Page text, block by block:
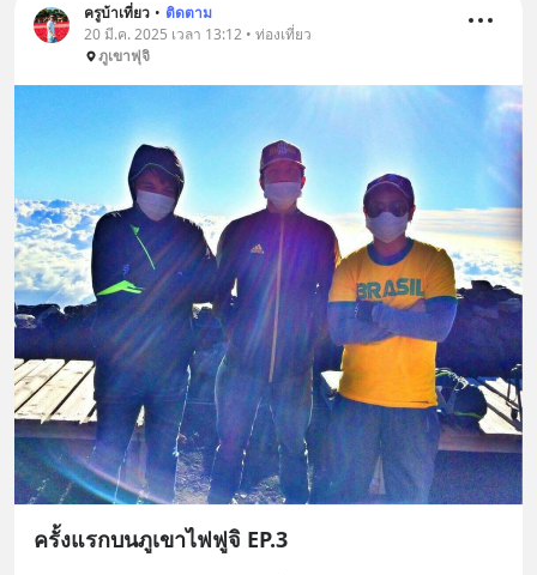
ครูบ้าเที่ยว • ติดตาม
20 มี.ค. 2025 เวลา 13:12 • ท่องเที่ยว
ภูเขาฟุจิ
ครั้งแรกบนภูเขาไฟฟูจิ EP.3